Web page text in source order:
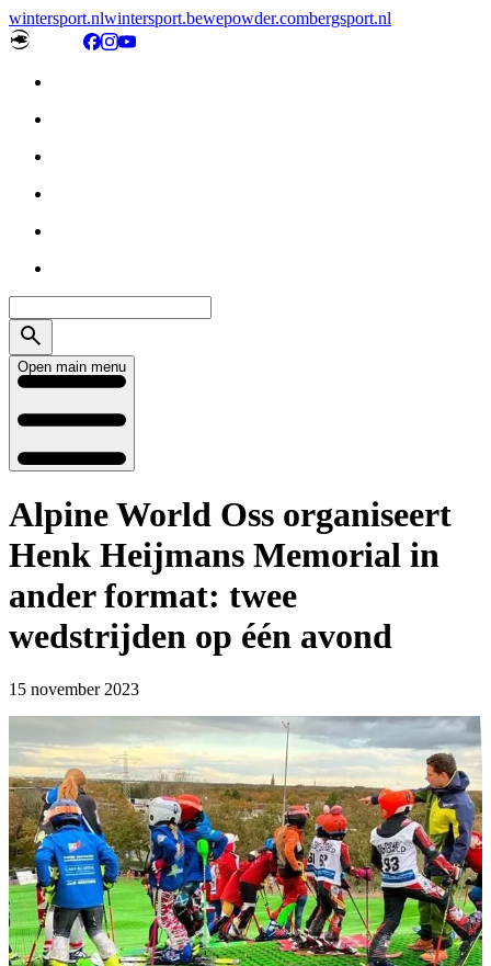
wintersport.nlwintersport.bewepowder.combergsport.nl
Open main menu
Alpine World Oss organiseert
Henk Heijmans Memorial in
ander format: twee
wedstrijden op één avond
15 november 2023